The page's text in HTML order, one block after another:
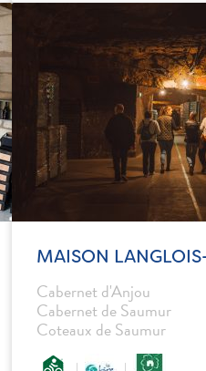
MAISON
Cabernet d'Anjou
Cabernet de Saumur
Coteaux de Saumur